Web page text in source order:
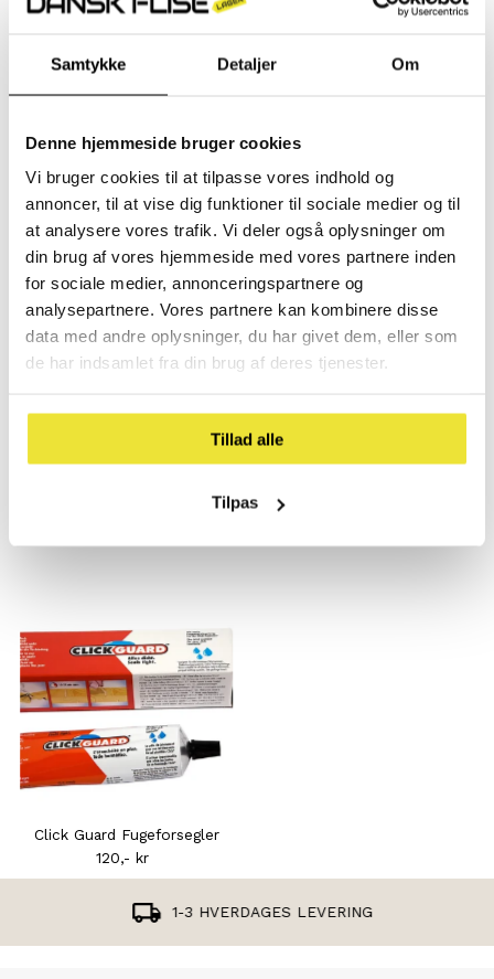
Samtykke Detaljer Om
Denne hjemmeside bruger cookies
Vi bruger cookies til at tilpasse vores indhold og
annoncer, til at vise dig funktioner til sociale medier og til
at analysere vores trafik. Vi deler også oplysninger om
din brug af vores hjemmeside med vores partnere inden
for sociale medier, annonceringspartnere og
analysepartnere. Vores partnere kan kombinere disse
data med andre oplysninger, du har givet dem, eller som
de har indsamlet fra din brug af deres tjenester.
Tillad alle
Tilpas
No Noise Underlag M.
Dampspærre til 8 m2
pris
Normal
pris
29,- kr
Click Guard Fugeforsegler
Normal
pris
120,- kr
1-3 HVERDAGES LEVERING